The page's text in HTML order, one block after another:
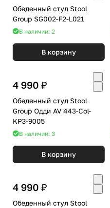
Обеденный стул Stool
Group SG002-F2-L021
В наличии: 2
В корзину
4 990 ₽
Обеденный стул Stool
Group Одди AV 443-Col-
KP3-9005
В наличии: 3
В корзину
4 990 ₽
Обеденный стул Stool